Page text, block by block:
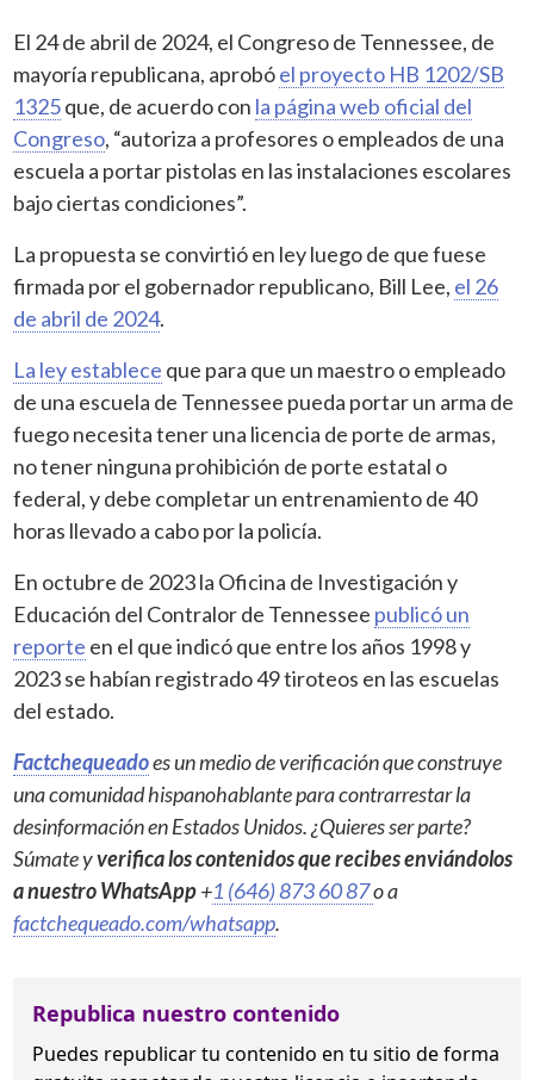
El 24 de abril de 2024, el Congreso de Tennessee, de
mayoría republicana, aprobóel proyecto HB 1202/SB
1325que, de acuerdo con la página web oficial del
Congreso, “autoriza a profesores o empleados de una
escuela a portar pistolas en las instalaciones escolares
bajo ciertas condiciones”.
La propuesta se convirtió en ley luego de que fuese
firmada por el gobernador republicano, Bill Lee, el 26
de abril de 2024.
La ley establece que para que un maestro o empleado
de una escuela de Tennessee pueda portar un arma de
fuego necesita tener una licencia de porte de armas,
no tener ninguna prohibición de porte estatal o
federal, y debe completar un entrenamiento de 40
horas llevado a cabo por la policía.
En octubre de 2023 la Oficina de Investigación y
Educación del Contralor de Tennessee publicó un
reporte en el que indicó que entre los años 1998 y
2023 se habían registrado 49 tiroteos en las escuelas
del estado.
Factchequeadoes un medio de verificación que construye
una comunidad hispanohablante para contrarrestar la
desinformación en Estados Unidos. ¿Quieres ser parte?
Súmate yverifica los contenidos que recibes enviándolos
a nuestro WhatsApp+1 (646) 873 60 87o a
factchequeado.com/whatsapp.
Republica nuestro contenido
Puedes republicar tu contenido en tu sitio de forma